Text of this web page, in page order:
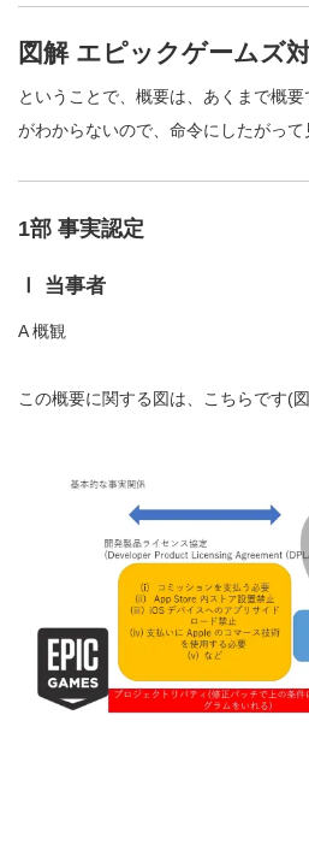
図解 エピックゲームズ
ということで、概要は、あくまで概
がわからないので、命令にしたがって
1部 事実認定
Ⅰ 当事者
A 概観
この概要に関する図は、こちらです(図